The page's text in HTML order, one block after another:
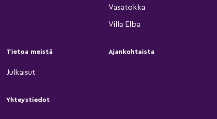
Vasatokka
Villa Elba
Tietoa meistä
Julkaisut
Ajankohtaista
Yhteystiedot